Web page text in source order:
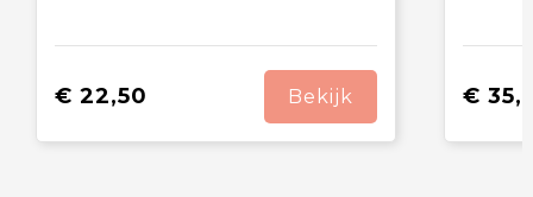
€ 22,50 Bekijk €